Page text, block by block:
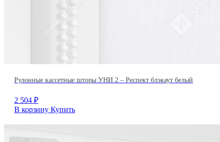
Рулонные кассетные шторы УНИ 2 – Респект блэкаут белый
2 504 ₽
В корзину Купить